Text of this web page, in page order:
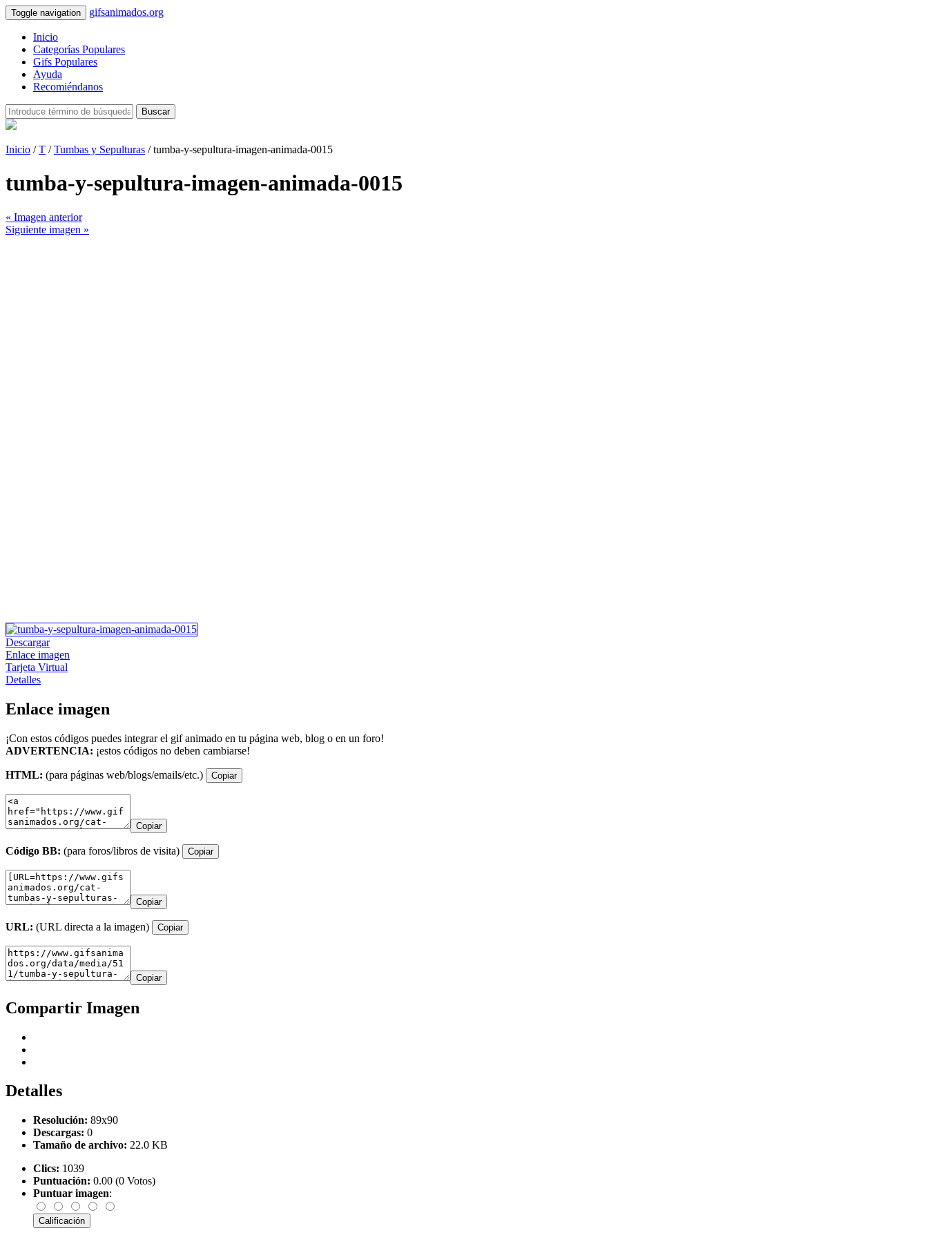
Toggle navigation gifsanimados.org
Inicio
Categorías Populares
Gifs Populares
Ayuda
Recomiéndanos
Buscar
Inicio /T /Tumbas y Sepulturas / tumba-y-sepultura-imagen-animada-0015
tumba-y-sepultura-imagen-animada-0015
« Imagen anterior
Siguiente imagen »
Descargar
Enlace imagen
Tarjeta Virtual
Detalles
Enlace imagen
¡Con estos códigos puedes integrar el gif animado en tu página web, blog o en un foro!
ADVERTENCIA: ¡estos códigos no deben cambiarse!
HTML: (para páginas web/blogs/emails/etc.) Copiar
Copiar
Código BB: (para foros/libros de visita) Copiar
Copiar
URL: (URL directa a la imagen) Copiar
Copiar
Compartir Imagen
Detalles
Resolución: 89x90
Descargas: 0
Tamaño de archivo: 22.0 KB
Clics: 1039
Puntuación: 0.00 (0 Votos)
Puntuar imagen: